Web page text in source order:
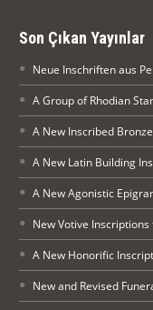
Son Çıkan Yayınlar
A New Agonistic
New Votive
A New Honorific
New and Revised